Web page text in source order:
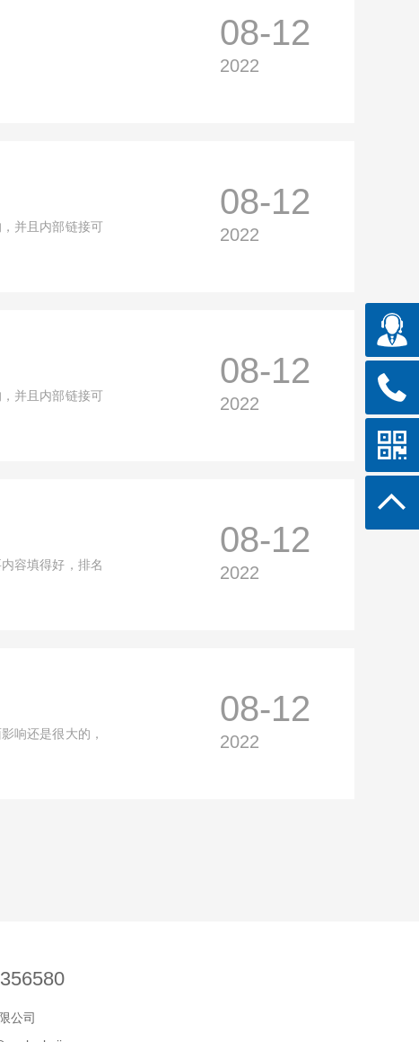
08-12
2022
08-12
2022
并且内部链接可
08-12
2022
并且内部链接可
08-12
2022
容填得好，排名
08-12
2022
响还是很大的，
公司